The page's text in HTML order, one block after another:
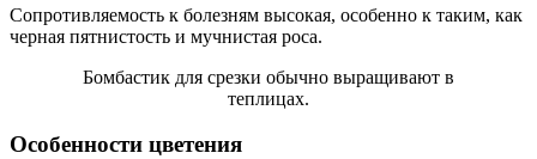
Сопротивляемость к болезням высокая, особенно к таким, как
черная пятнистость и мучнистая роса.
Бомбастик для срезки обычно выращивают в
теплицах.
Особенности цветения